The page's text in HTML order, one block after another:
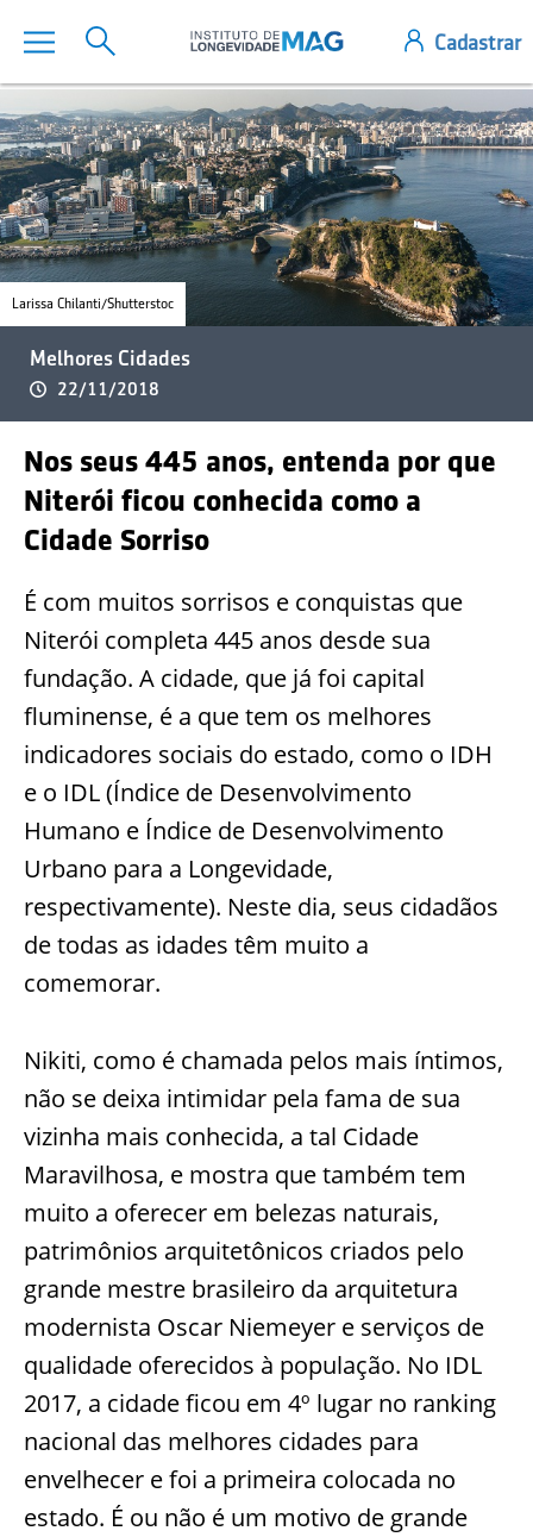
Larissa Chilanti/Shutterstoc
Melhores Cidades
22/11/2018
Nos seus 445 anos, entenda por que
Niterói ficou conhecida como a
Cidade Sorriso
É com muitos sorrisos e conquistas que
Niterói completa 445 anos desde sua
fundação. A cidade, que já foi capital
fluminense, é a que tem os melhores
indicadores sociais do estado, como o IDH
e o IDL (Índice de Desenvolvimento
Humano e Índice de Desenvolvimento
Urbano para a Longevidade,
respectivamente). Neste dia, seus cidadãos
de todas as idades têm muito a
comemorar.
Nikiti, como é chamada pelos mais íntimos,
não se deixa intimidar pela fama de sua
vizinha mais conhecida, a tal Cidade
Maravilhosa, e mostra que também tem
muito a oferecer em belezas naturais,
patrimônios arquitetônicos criados pelo
grande mestre brasileiro da arquitetura
modernista Oscar Niemeyer e serviços de
qualidade oferecidos à população. No IDL
2017, a cidade ficou em 4º lugar no ranking
nacional das melhores cidades para
envelhecer e foi a primeira colocada no
estado. É ou não é um motivo de grande